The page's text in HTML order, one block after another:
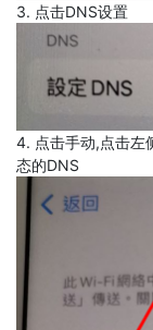
3. 点击DNS设置
4. 点击手动,点击左
态的DNS